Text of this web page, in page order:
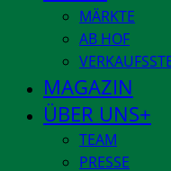
MÄRKTE
AB HOF
MAGAZIN
ÜBER UNS
TEAM
PRESSE